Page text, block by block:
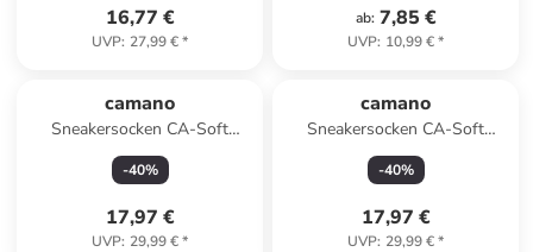
16,77 €
UVP: 27,99 €*
ab: 7,85 €
UVP: 10,99 €*
camano
Sneakersocken CA-Soft
Organic Cotton Sneaker 12er
Pack in Mehrfarbig
-40%
17,97 €
UVP: 29,99 €*
camano
Sneakersocken CA-Soft
Organic Cotton Sneaker 12er
Pack in Mehrfarbig
-40%
17,97 €
UVP: 29,99 €*